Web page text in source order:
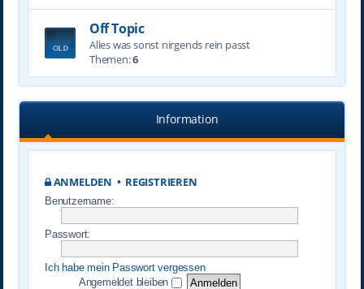
Off Topic
Alles was sonst nirgends rein passt
Themen:6
Information
ANMELDEN • REGISTRIEREN
Benutzername:
Passwort:
Ich habe mein Passwort vergessen
Angemeldet bleiben